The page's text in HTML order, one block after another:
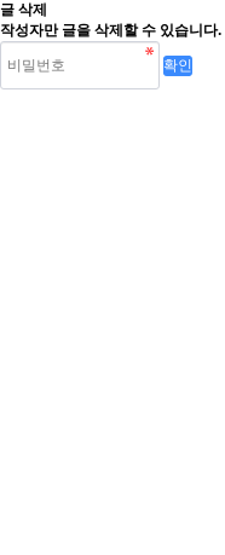
글 삭제
작성자만 글을 삭제할 수 있습니다.